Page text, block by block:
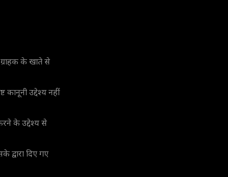
के खाते से
कानूनी उद्देश्य नहीं
के उद्देश्य से
द्वारा दिए गए